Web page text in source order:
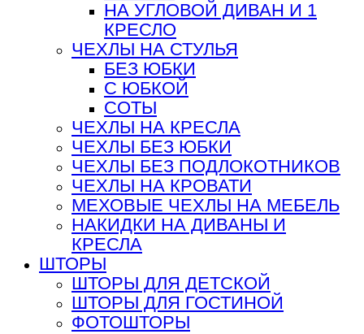
НА УГЛОВОЙ ДИВАН И 1
КРЕСЛО
ЧЕХЛЫ НА СТУЛЬЯ
БЕЗ ЮБКИ
С ЮБКОЙ
СОТЫ
ЧЕХЛЫ НА КРЕСЛА
ЧЕХЛЫ БЕЗ ЮБКИ
ЧЕХЛЫ БЕЗ ПОДЛОКОТНИКОВ
ЧЕХЛЫ НА КРОВАТИ
МЕХОВЫЕ ЧЕХЛЫ НА МЕБЕЛЬ
НАКИДКИ НА ДИВАНЫ И
КРЕСЛА
ШТОРЫ
ШТОРЫ ДЛЯ ДЕТСКОЙ
ШТОРЫ ДЛЯ ГОСТИНОЙ
ФОТОШТОРЫ